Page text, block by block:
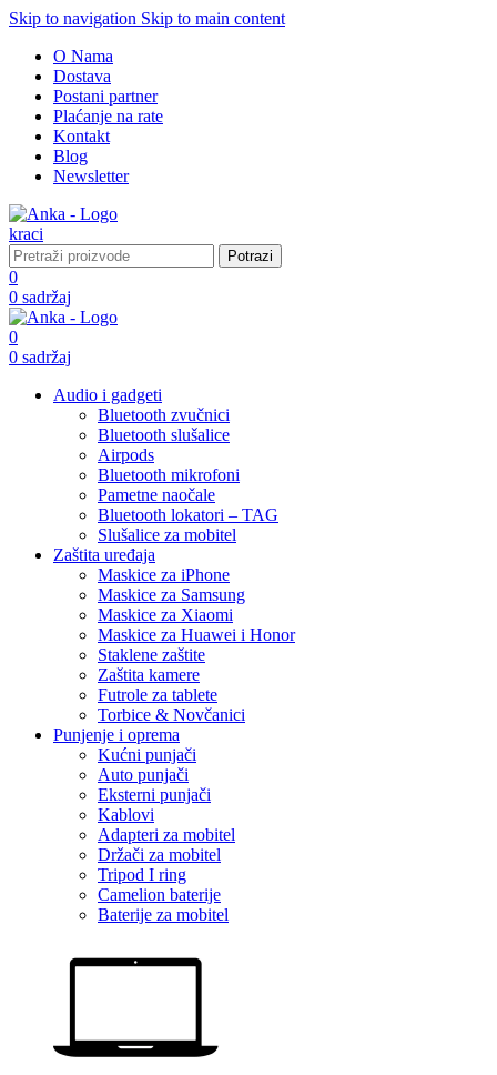
Skip to navigation Skip to main content
O Nama
Dostava
Postani partner
Plaćanje na rate
Kontakt
Blog
Newsletter
Potrazi
0
0 sadržaj
0
0 sadržaj
Audio i gadgeti
Bluetooth zvučnici
Bluetooth slušalice
Airpods
Bluetooth mikrofoni
Pametne naočale
Bluetooth lokatori – TAG
Slušalice za mobitel
Zaštita uređaja
Maskice za iPhone
Maskice za Samsung
Maskice za Xiaomi
Maskice za Huawei i Honor
Staklene zaštite
Zaštita kamere
Futrole za tablete
Torbice & Novčanici
Punjenje i oprema
Kućni punjači
Auto punjači
Eksterni punjači
Kablovi
Adapteri za mobitel
Držači za mobitel
Tripod I ring
Camelion baterije
Baterije za mobitel